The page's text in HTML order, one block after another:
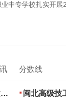
中专学校扎实开展
分数线
闽北高级技